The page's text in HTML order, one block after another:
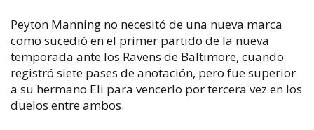
Peyton Manning no necesitó de una nueva marca
como sucedió en el primer partido de la nueva
temporada ante los Ravens de Baltimore, cuando
registró siete pases de anotación, pero fue superior
a su hermano Eli para vencerlo por tercera vez en los
duelos entre ambos.